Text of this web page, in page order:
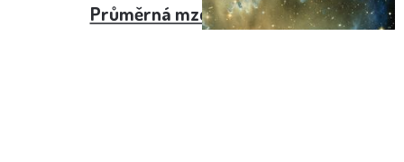
Průměrná mzda - Slovensko